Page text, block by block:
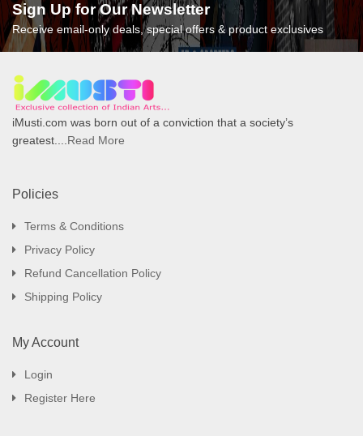
Sign Up for Our Newsletter
Receive email-only deals, special offers & product exclusives
iMusti.com was born out of a conviction that a society’s
greatest.... Read More
Policies
Terms & Conditions
Privacy Policy
Refund Cancellation Policy
Shipping Policy
My Account
Login
Register Here